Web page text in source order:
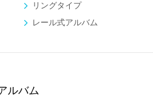
リングタイプ
レール式アルバム
ルバム